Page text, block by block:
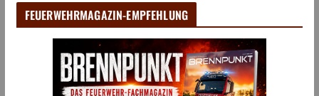
FEUERWEHRMAGAZIN-EMPFEHLUNG